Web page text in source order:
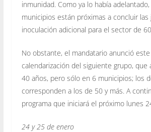
inmunidad. Como ya lo había
municipios están próximas a concluir las
inoculación adicional para el sector de
No obstante, el mandatario anunció
calendarización del siguiente grupo, que
40 años, pero sólo en 6 municipios; los
corresponden a los de 50 y más. A
programa que iniciará el próximo lunes
24 y 25 de enero